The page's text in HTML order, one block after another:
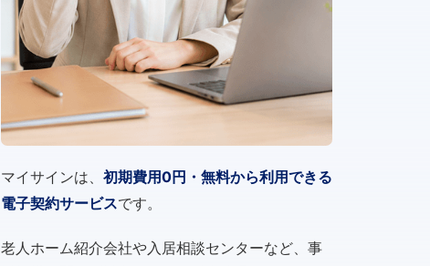
マイサインは、 初期費用0円・無料から利用できる
電子契約サービスです。
老人ホーム紹介会社や入居相談センターなど、事